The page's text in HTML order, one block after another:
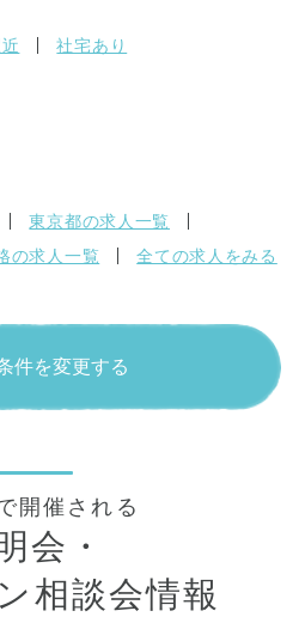
社宅あり
東京都の求人一覧
の求人一覧 全ての求人をみる
件を変更する
で開催される
会・
相談会情報